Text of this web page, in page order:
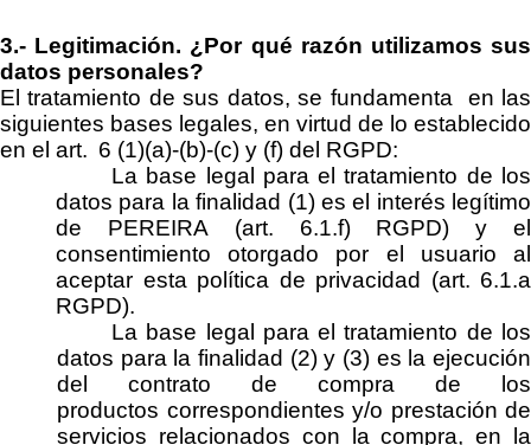
3.- Legitimación. ¿Por qué razón utilizamos sus
datos personales?
El tratamiento de sus datos, se fundamenta
en las
siguientes bases legales, en virtud de lo establecido
en el art. 6 (1)(a)-(b)-(c) y (f) del RGPD:
La base legal
para el tratamiento de los
datos para la finalidad (1) es el interés legítimo
de PEREIRA (art. 6.1.f) RGPD)y el
consentimiento otorgado por el usuario al
aceptar esta política de privacidad
(art. 6.1.a
RGPD).
La base legal
para el tratamiento de los
datos para la finalidad (2) y (3) es laejecución
del contrato de compra de los
productos correspondientes y/o prestación de
servicios relacionados con la compra,en la